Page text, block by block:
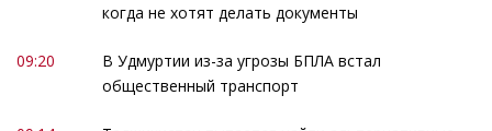
когда не хотят делать документы
09:20
В Удмуртии из-за угрозы БПЛА встал
общественный транспорт